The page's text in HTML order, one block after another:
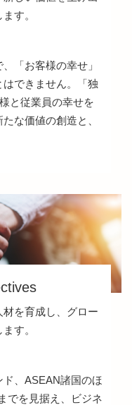
す。
「お客様の幸せ」
できません。「独
と従業員の幸せを
な価値の創造と、
を育成し、グロー
す。
、ASEAN諸国のほ
でを見据え、ビジネ